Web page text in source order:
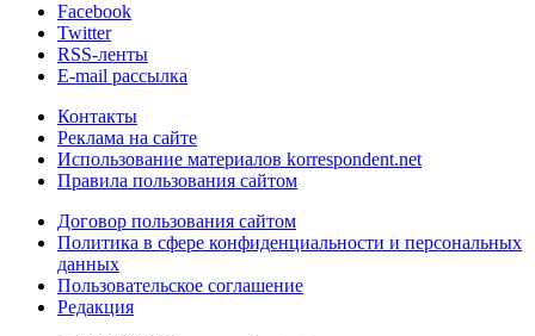
Facebook
Twitter
RSS-ленты
E-mail рассылка
Контакты
Реклама на сайте
Использование материалов korrespondent.net
Правила пользования сайтом
Договор пользования сайтом
Политика в сфере конфиденциальности и персональных
данных
Пользовательское соглашение
Редакция